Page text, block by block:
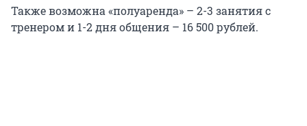
Также возможна «полуаренда» – 2-3 занятия с
тренером и 1-2 дня общения – 16 500 рублей.